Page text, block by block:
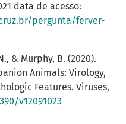
data de acesso:
pergunta/ferver-
& Murphy, B. (2020).
Animals: Virology,
Features. Viruses,
v12091023